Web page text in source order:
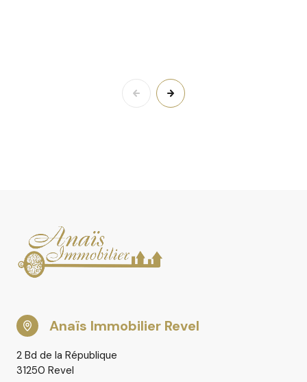
Anaïs Immobilier Revel
2 Bd de la République
31250 Revel